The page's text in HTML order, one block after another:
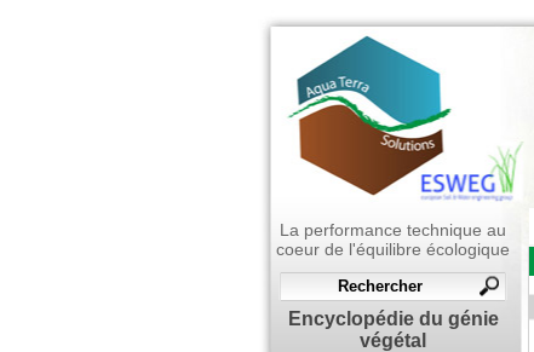
La performance technique au
coeur de l'équilibre écologique
Encyclopédie du génie
végétal